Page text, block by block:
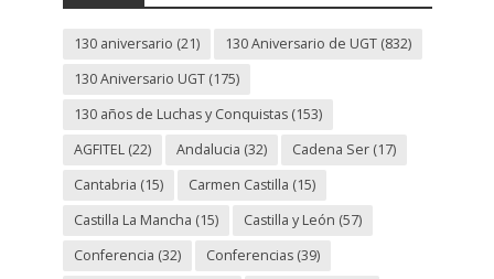
130 aniversario (21) 130 Aniversario de UGT(832)
130 Aniversario UGT(175)
130 años de Luchas y Conquistas(153)
AGFITEL(22) Andalucia (32) Cadena Ser(17)
Cantabria (15) Carmen Castilla (15)
Castilla La Mancha (15) Castilla y León (57)
Conferencia (32) Conferencias(39)